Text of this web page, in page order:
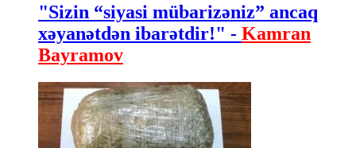
"Sizin “siyasi mübarizəniz” ancaq
xəyanətdən ibarətdir!" - Kamran
Bayramov